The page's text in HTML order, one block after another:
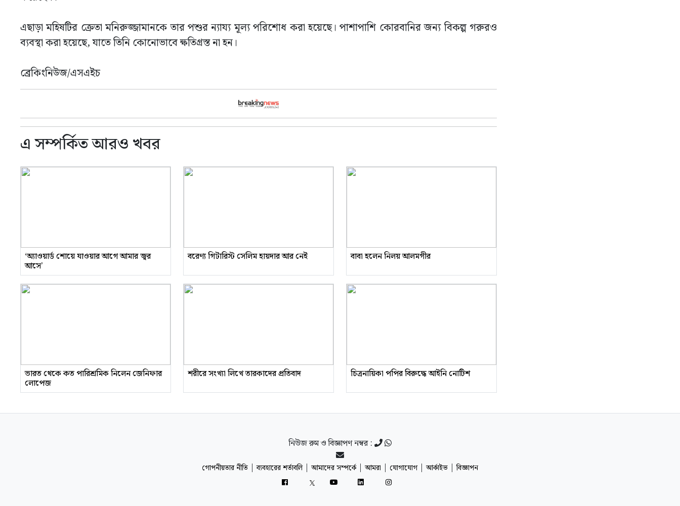
এছাড়া মহিষটির ক্রেতা মনিরুজ্জামানকে তার পশুর ন্যায্য মূল্য পরিশোধ করা হয়েছে। পাশাপাশি কোরবানির জন্য বিকল্প গরুরও
ব্যবস্থা করা হয়েছে, যাতে তিনি কোনোভাবে ক্ষতিগ্রস্ত না হন।
ব্রেকিংনিউজ/এসএইচ
এ সম্পর্কিত আরও খবর
‘অ্যাওয়ার্ড শোয়ে যাওয়ার আগে আমার জ্বর
আসে’
বরেণ্য গিটারিস্ট সেলিম হায়দার আর নেই বাবা হলেন নিলয় আলমগীর
ভারত থেকে কত পারিশ্রমিক নিলেন জেনিফার
লোপেজ
শরীরে সংখ্যা লিখে তারকাদের প্রতিবাদ চিত্রনায়িকা পপির বিরুদ্ধে আইনি নোটিশ
নিউজ রুম ও বিজ্ঞাপণ নম্বর :
গোপনীয়তার নীতি |ব্যবহারের শর্তাবলি| আমাদের সম্পর্কে| আমরা | যোগাযোগ| আর্কাইভ |বিজ্ঞাপন